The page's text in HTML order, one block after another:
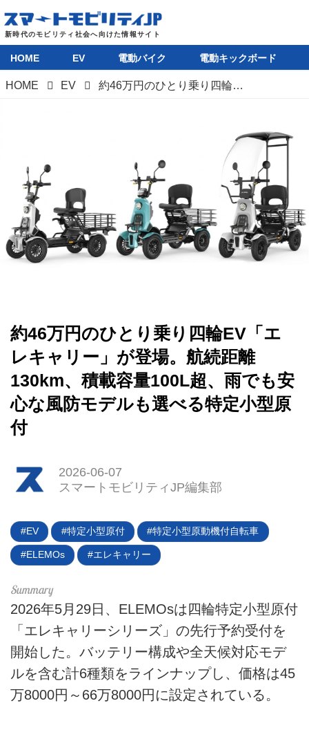
HOME
EV
電動バイク
HOME EV 電動バイク 電動キックボード
HOME EV 約46万円のひとり乗り四輪EV「エレキャリー」が登場。航続距離130km、積載容量100L超、雨でも安心な風防モデルも選べる特定小型原付
約46万円のひとり乗り四輪EV「エ
レキャリー」が登場。航続距離
130km、積載容量100L超、雨でも安
心な風防モデルも選べる特定小型原
付
2026-06-07
スマートモビリティJP編集部
EV 特定小型原付 特定小型原動機付自転車
ELEMOs エレキャリー
2026年5月29日、ELEMOsは四輪特定小型原付
「エレキャリーシリーズ」の先行予約受付を
開始した。バッテリー構成や全天候対応モデ
ルを含む計6種類をラインナップし、価格は45
万8000円～66万8000円に設定されている。